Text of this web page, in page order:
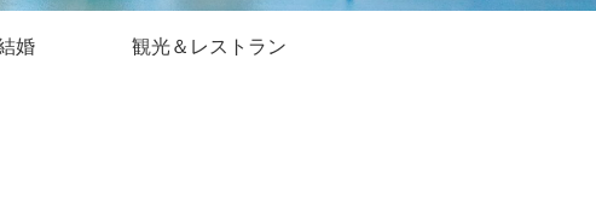
婚 観光＆レストラン